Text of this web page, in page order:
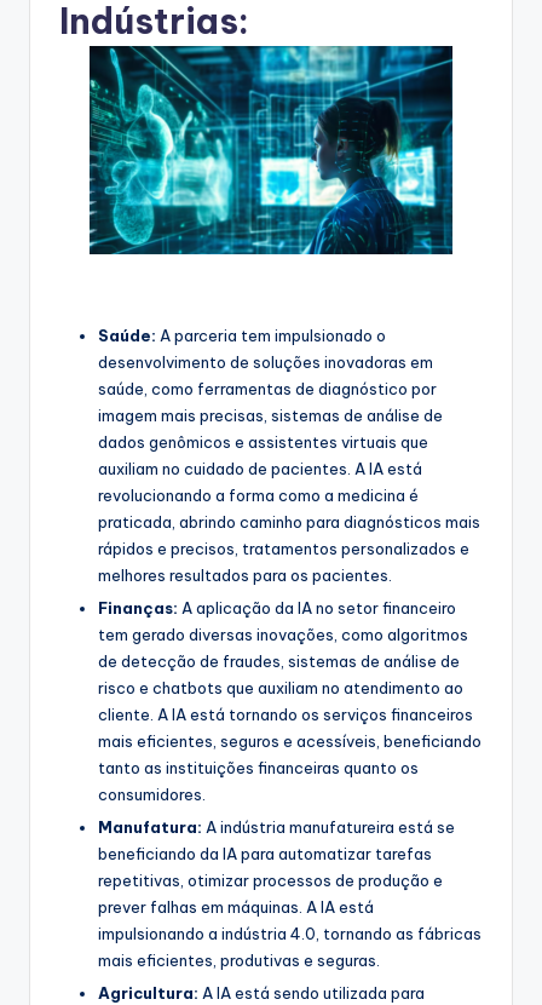
Indústrias:
Saúde: A parceria tem impulsionado o
desenvolvimento de soluções inovadoras em
saúde, como ferramentas de diagnóstico por
imagem mais precisas, sistemas de análise de
dados genômicos e assistentes virtuais que
auxiliam no cuidado de pacientes. A IA está
revolucionando a forma como a medicina é
praticada, abrindo caminho para diagnósticos mais
rápidos e precisos, tratamentos personalizados e
melhores resultados para os pacientes.
Finanças: A aplicação da IA no setor financeiro
tem gerado diversas inovações, como algoritmos
de detecção de fraudes, sistemas de análise de
risco e chatbots que auxiliam no atendimento ao
cliente. A IA está tornando os serviços financeiros
mais eficientes, seguros e acessíveis, beneficiando
tanto as instituições financeiras quanto os
consumidores.
Manufatura: A indústria manufatureira está se
beneficiando da IA para automatizar tarefas
repetitivas, otimizar processos de produção e
prever falhas em máquinas. A IA está
impulsionando a indústria 4.0, tornando as fábricas
mais eficientes, produtivas e seguras.
Agricultura: A IA está sendo utilizada para